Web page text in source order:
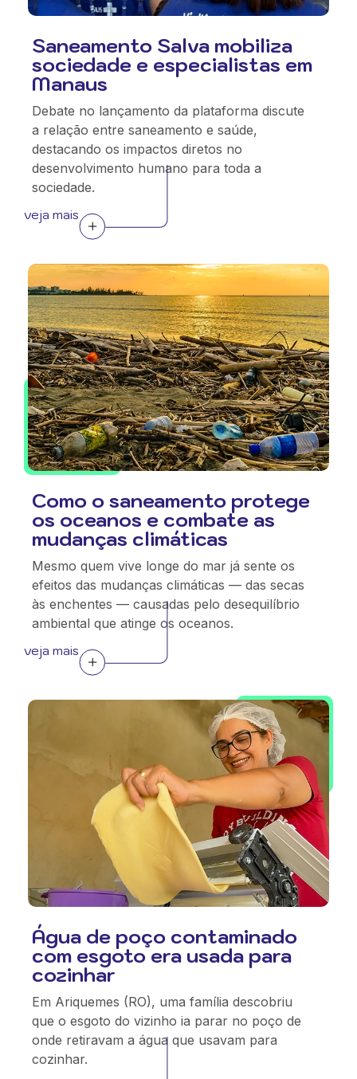
Saneamento Salva mobiliza
sociedade e especialistas em
Manaus
Debate no lançamento da plataforma discute
a relação entre saneamento e saúde,
destacando os impactos diretos no
desenvolvimento humano para toda a
sociedade.
veja mais
Como o saneamento protege
os oceanos e combate as
mudanças climáticas
Mesmo quem vive longe do mar já sente os
efeitos das mudanças climáticas — das secas
às enchentes — causadas pelo desequilíbrio
ambiental que atinge os oceanos.
veja mais
Água de poço contaminado
com esgoto era usada para
cozinhar
Em Ariquemes (RO), uma família descobriu
que o esgoto do vizinho ia parar no poço de
onde retiravam a água que usavam para
cozinhar.